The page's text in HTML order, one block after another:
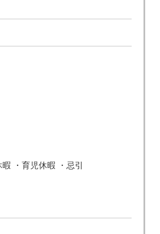
・育児休暇 ・忌引